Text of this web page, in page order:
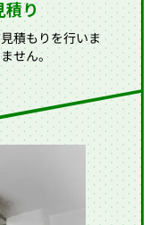
積り
積もりを行いま
せん。